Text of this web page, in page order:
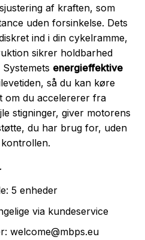
af kraften, som
uden forsinkelse. Dets
ind i din cykelramme,
sikrer holdbarhed
energieffektive
så du kan køre
om du accelererer fra
stigninger, giver motorens
du har brug for, uden
5 enheder
via kundeservice
welcome@mbps.eu